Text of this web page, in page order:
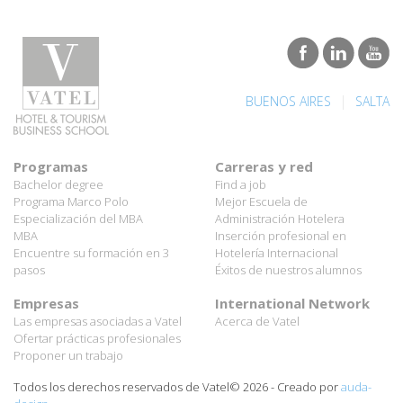
BUENOS AIRES SALTA
Programas
Bachelor degree
Programa Marco Polo
Especialización del MBA
MBA
Encuentre su formación en 3
pasos
Carreras y red
Find a job
Mejor Escuela de
Administración Hotelera
Inserción profesional en
Hotelería Internacional
Éxitos de nuestros alumnos
Empresas
Las empresas asociadas a Vatel
Ofertar prácticas profesionales
Proponer un trabajo
International Network
Acerca de Vatel
Todos los derechos reservados de Vatel© 2026 - Creado porauda-